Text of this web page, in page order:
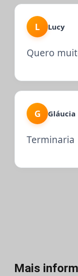
L Lucy
Quero
G Gláucia
Terminaria
Mais